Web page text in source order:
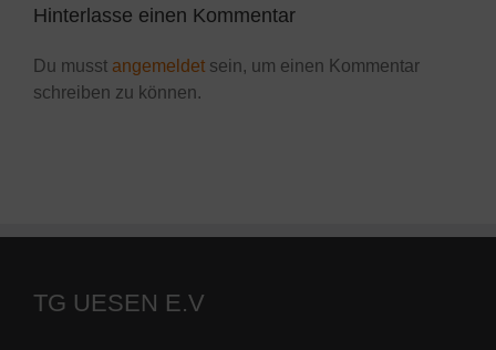
Hinterlasse einen Kommentar
Du musst angemeldet sein, um einen Kommentar
schreiben zu können.
TG UESEN E.V